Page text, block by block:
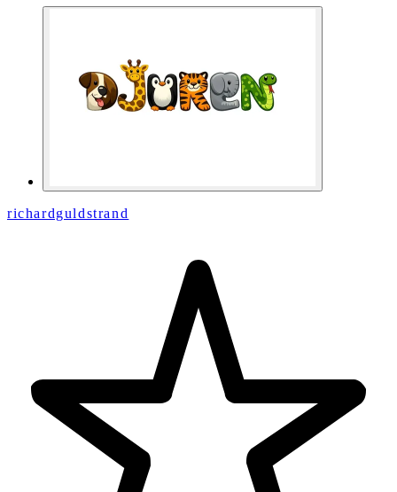
richardguldstrand